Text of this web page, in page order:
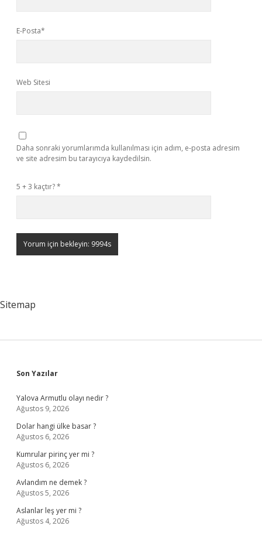
E-Posta*
Web Sitesi
Daha sonraki yorumlarımda kullanılması için adım, e-posta adresim
ve site adresim bu tarayıcıya kaydedilsin.
5 + 3 kaçtır?*
Sitemap
Sidebar
Son Yazılar
Yalova Armutlu olayı nedir ?
Ağustos 9, 2026
Dolar hangi ülke basar ?
Ağustos 6, 2026
Kumrular pirinç yer mi ?
Ağustos 6, 2026
Avlandım ne demek ?
Ağustos 5, 2026
Aslanlar leş yer mi ?
Ağustos 4, 2026